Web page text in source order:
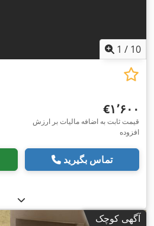
1 / 10
‎€۱٬۶۰۰
قیمت ثابت به اضافه مالیات بر ارزش
افزوده
تماس بگیرید
آگهی کوچک